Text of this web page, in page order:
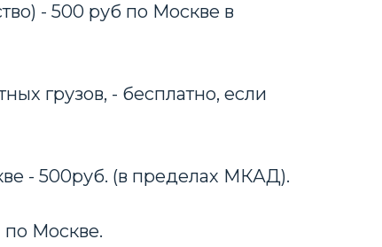
- 500 руб по Москве в
грузов, - бесплатно, если
- 500руб. (в пределах МКАД).
по Москве.